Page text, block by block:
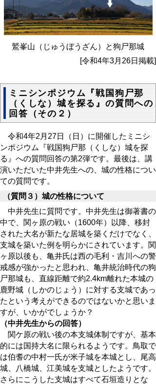
鷲峯山（じゅうぼうざん）と狗尸那城
[令和4年3月26日掲載]
ミニシンポジウム『戦国狗尸那
（くしな）城を探る』の質問への
回答（その２）
令和4年2月27日（日）に開催したミニシ
ンポジウム『戦国狗尸那（くしな）城を探
る』への質問回答の第2弾です。最後は、講
演いただいた中井先生への、城の性格につい
ての質問です。
（質問３）城の性格について
中井先生に質問です。中井先生は御著書の
中で、関ヶ原の戦い（1600年）以降、移封
された大名が新たな居城を築くだけでなく、
支城を築いた例を明らかにされています。関
ヶ原以後も、亀井氏は西の毛利・吉川への警
戒感が強かったと思われ、亀井統治時代の狗
尸那城も、直線距離で約2.4km離れた本城の
鹿野城（しかのじょう）に対する支城であっ
たという考えができるのではないかと思いま
すが、いかがでしょうか？
（中井先生からの回答）
関ケ原の戦い後の本支城体制ですが、基本
的には国持大名に限られるようです。鳥取で
は伯耆の中村一氏が米子城を本城とし、尾高
城、八橋城、江美城を支城としたようです。
さらにこうした支城はすべて石垣造りとな